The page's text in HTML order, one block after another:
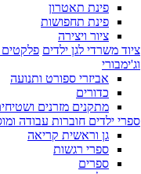
פינת תאטרון
פינת תחפושות
ציור ויצירה
ציוד משרדי לגן ילדים פלקטים
וג'ימבורי
אביזרי ספורט ותנועה
כדורים
מתקנים מזרנים
ספרי ילדים חוברות עבודה
גן וראשית קריאה
ספרי רגשות
ספרים